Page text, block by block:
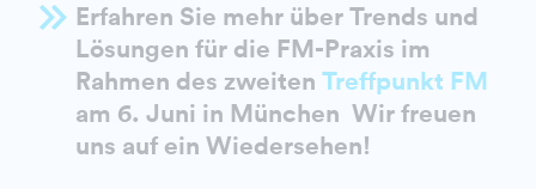
Erfahren Sie mehr über Trends und
Lösungen für die FM-Praxis im
Rahmen des zweiten Treffpunkt FM
am 6. Juni in München Wir freuen
uns auf ein Wiedersehen!